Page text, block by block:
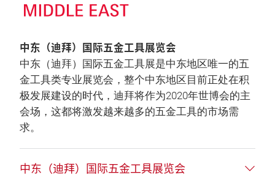
中东（迪拜）国际五金工具展览会
中东（迪拜）国际五金工具展是中东地区唯一的五
金工具类专业展览会，整个中东地区目前正处在积
极发展建设的时代，迪拜将作为2020年世博会的主
会场，这都将激发越来越多的五金工具的市场需
求。
中东（迪拜）国际五金工具展览会